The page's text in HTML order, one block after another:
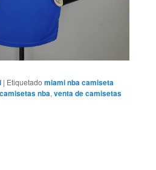
| Etiquetado miami nba camiseta
nba,venta de camisetas